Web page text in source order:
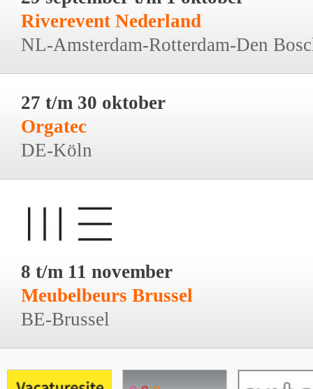
Riverevent Nederland
NL-Amsterdam-Rotterdam-Den
27 t/m 30 oktober
Orgatec
DE-Köln
8 t/m 11 november
Meubelbeurs Brussel
BE-Brussel